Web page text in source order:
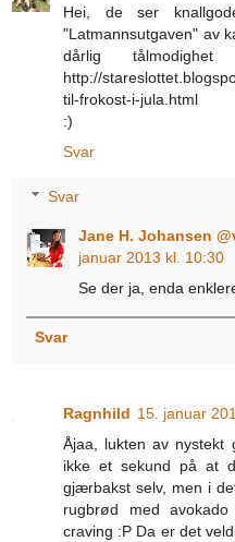
Hei, de ser
"Latmannsutgaven" av
dårlig
http://
til-frokost-i-jula.html
:)
Svar
Svar
Jane H. Johansen
januar 2013 kl. 10:30
Se der ja, enda
Svar
Ragnhild 15. januar
Åjaa, lukten av nystekt
ikke et sekund på at
gjærbakst selv, men i
rugbrød med
craving :P Da er det